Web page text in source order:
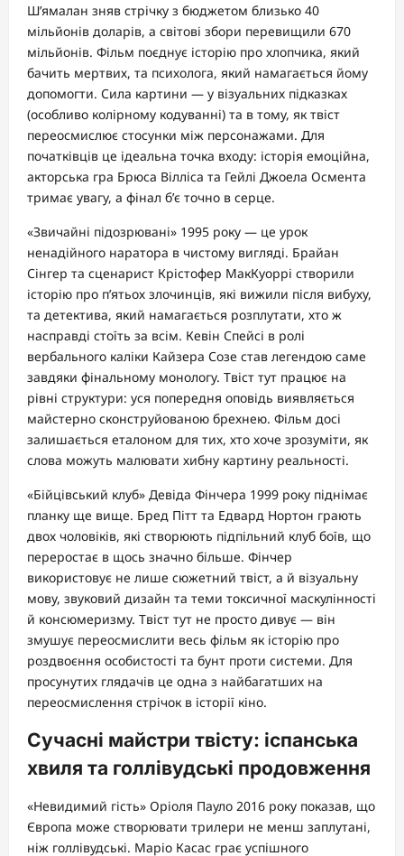
Ш’ямалан зняв стрічку з бюджетом близько 40
мільйонів доларів, а світові збори перевищили 670
мільйонів. Фільм поєднує історію про хлопчика, який
бачить мертвих, та психолога, який намагається йому
допомогти. Сила картини — у візуальних підказках
(особливо колірному кодуванні) та в тому, як твіст
переосмислює стосунки між персонажами. Для
початківців це ідеальна точка входу: історія емоційна,
акторська гра Брюса Вілліса та Гейлі Джоела Осмента
тримає увагу, а фінал б’є точно в серце.
«Звичайні підозрювані» 1995 року — це урок
ненадійного наратора в чистому вигляді. Брайан
Сінгер та сценарист Крістофер МакКуоррі створили
історію про п’ятьох злочинців, які вижили після вибуху,
та детектива, який намагається розплутати, хто ж
насправді стоїть за всім. Кевін Спейсі в ролі
вербального каліки Кайзера Созе став легендою саме
завдяки фінальному монологу. Твіст тут працює на
рівні структури: уся попередня оповідь виявляється
майстерно сконструйованою брехнею. Фільм досі
залишається еталоном для тих, хто хоче зрозуміти, як
слова можуть малювати хибну картину реальності.
«Бійцівський клуб» Девіда Фінчера 1999 року піднімає
планку ще вище. Бред Пітт та Едвард Нортон грають
двох чоловіків, які створюють підпільний клуб боїв, що
переростає в щось значно більше. Фінчер
використовує не лише сюжетний твіст, а й візуальну
мову, звуковий дизайн та теми токсичної маскулінності
й консюмеризму. Твіст тут не просто дивує — він
змушує переосмислити весь фільм як історію про
роздвоєння особистості та бунт проти системи. Для
просунутих глядачів це одна з найбагатших на
переосмислення стрічок в історії кіно.
Сучасні майстри твісту: іспанська
хвиля та голлівудські продовження
«Невидимий гість» Оріоля Пауло 2016 року показав, що
Європа може створювати трилери не менш заплутані,
ніж голлівудські. Маріо Касас грає успішного